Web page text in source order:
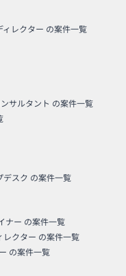
ィレクター の案件一覧
サルタント の案件一覧
デスク の案件一覧
ナー の案件一覧
レクター の案件一覧
の案件一覧